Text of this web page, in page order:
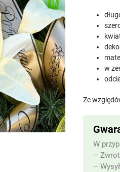
w
Ze
W
–
–